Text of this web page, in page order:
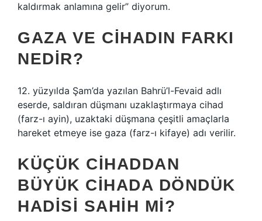
kaldırmak anlamına gelir” diyorum.
GAZA VE CIHADIN FARKI
NEDIR?
12. yüzyılda Şam’da yazılan Bahrü’l-Fevaid adlı
eserde, saldıran düşmanı uzaklaştırmaya cihad
(farz-ı ayin), uzaktaki düşmana çeşitli amaçlarla
hareket etmeye ise gaza (farz-ı kifaye) adı verilir.
KÜÇÜK CIHADDAN
BÜYÜK CIHADA DÖNDÜK
HADISI SAHIH MI?